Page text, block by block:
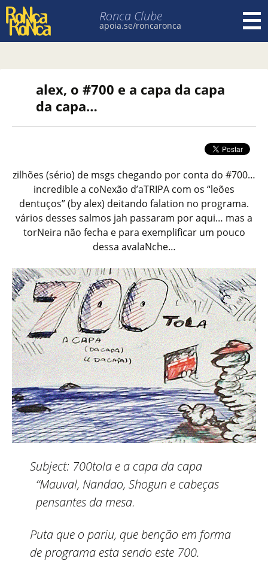
Ronca Clube
apoia.se/roncaronca
alex, o #700 e a capa da capa
da capa…
zilhões (sério) de msgs chegando por conta do #700…
incredible a coNexão d’aTRIPA com os “leões
dentuços” (by alex) deitando falation no programa.
vários desses salmos jah passaram por aqui… mas a
torNeira não fecha e para exemplificar um pouco
dessa avalaNche…
Subject: 700tola e a capa da capa
“Mauval, Nandao, Shogun e cabeças
pensantes da mesa.
Puta que o pariu, que benção em forma
de programa esta sendo este 700.